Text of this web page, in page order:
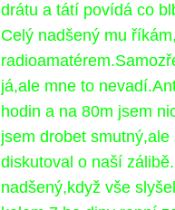
drátu a tátí povídá co
Celý nadšený mu
já,ale mne to
hodin a na 80m jsem
jsem drobet
diskutoval o naší
nadšený,když vše